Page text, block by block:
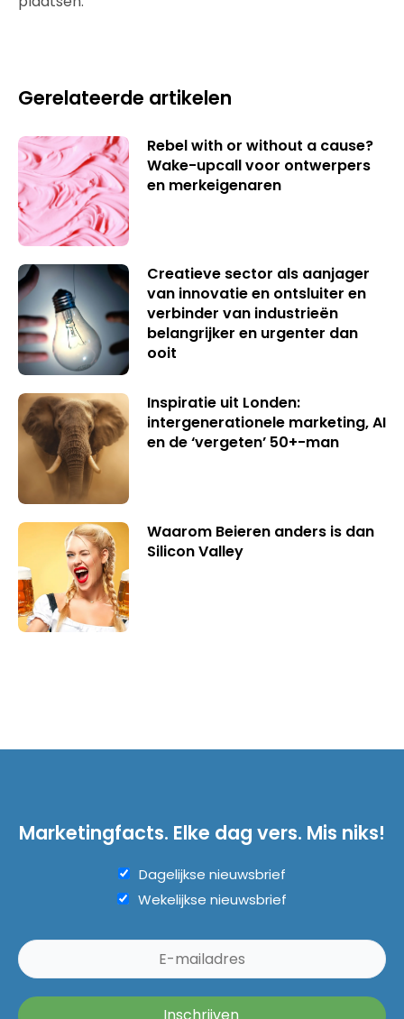
Gerelateerde artikelen
Rebel with or without a cause?
Wake-upcall voor ontwerpers
en merkeigenaren
Creatieve sector als aanjager
van innovatie en ontsluiter en
verbinder van industrieën
belangrijker en urgenter dan
ooit
Inspiratie uit Londen:
intergenerationele marketing, AI
en de ‘vergeten’ 50+-man
Waarom Beieren anders is dan
Silicon Valley
Marketingfacts. Elke dag vers. Mis niks!
Dagelijkse nieuwsbrief
Wekelijkse nieuwsbrief